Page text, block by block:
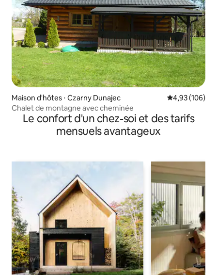
Maison d'hôtes ⋅ Czarny Dunajec Évaluation
4,93 (106)
Chalet de montagne avec cheminée
Le confort d'un chez-soi et des tarifs
mensuels avantageux